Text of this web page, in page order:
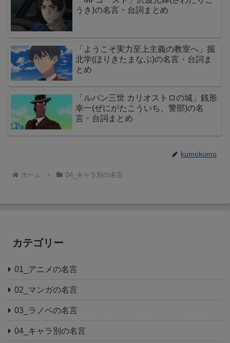
うき)の名言・台詞まとめ
「ようこそ実力至上主義の教室へ」掘
北学(ほりきたまなぶ)の名言・台詞ま
とめ
「ルパン三世 カリオストロの城」銭形
幸一(ぜにがたこういち、警部)の名
言・台詞まとめ
kumokumo
ホーム 04_キャラ別の名言
カテゴリー
01_アニメの名言
02_マンガの名言
03_ラノベの名言
04_キャラ別の名言